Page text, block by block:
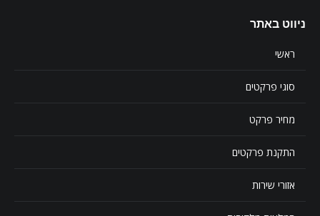
ניווט באתר
ראשי
סוגי פרקטים
מחיר פרקט
התקנת פרקטים
אזורי שירות